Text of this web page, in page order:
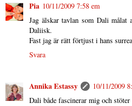
Pia 10/11/2009 7:58 em
Jag älskar tavlan som Dali målat
Daliisk.
Fast jag är rätt förtjust i hans
Svara
Annika Estassy
10/11/2009
Dali både fascinerar mig och